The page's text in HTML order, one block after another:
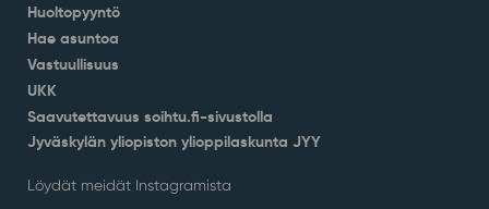
Huoltopyyntö
Hae asuntoa
Vastuullisuus
UKK
Saavutettavuus soihtu.fi-sivustolla
Jyväskylän yliopiston ylioppilaskunta JYY
Löydät meidät Instagramista